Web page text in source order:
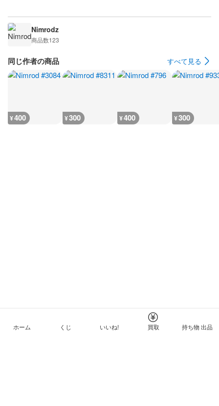
Nimrodz
商品数123
同じ作者の商品 すべて見る
¥400 ¥300 ¥400 ¥300
ホーム くじ いいね! 買取 持ち物 出品